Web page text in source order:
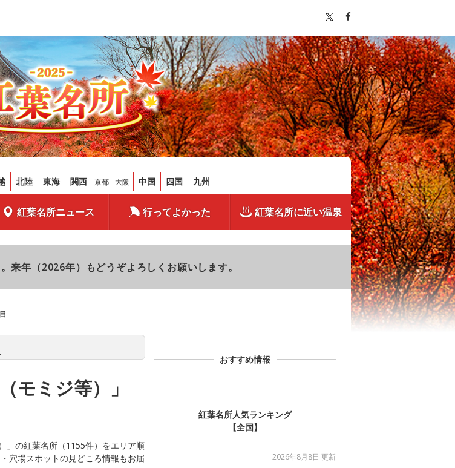
北陸 東海 関西 京都 大阪 中国 四国 九州
紅葉名所ニュース 行ってよかった 紅葉名所に近い温泉
来年（2026年）もどうぞよろしくお願いします。
モミジ等）」
」の紅葉名所（1155件）をエリア順
穴場スポットの見どころ情報もお届
おすすめ情報
紅葉名所人気ランキング
【全国】
2026年8月8日 更新